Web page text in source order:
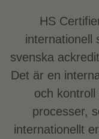
HS
internationell
svenska
Det är en
och
processer,
internationellt